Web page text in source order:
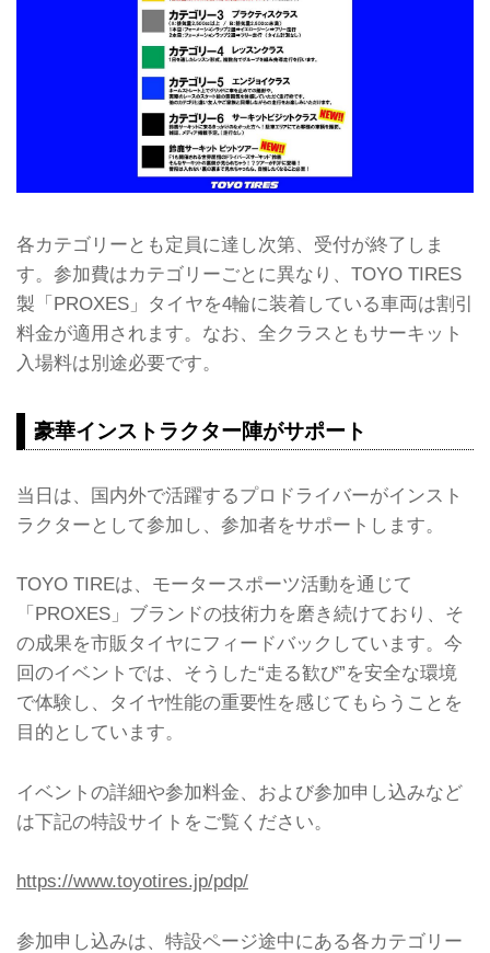
各カテゴリーとも定員に達し次第、受付が終了しま
す。参加費はカテゴリーごとに異なり、TOYO TIRES
製「PROXES」タイヤを4輪に装着している車両は割引
料金が適用されます。なお、全クラスともサーキット
入場料は別途必要です。
豪華インストラクター陣がサポート
当日は、国内外で活躍するプロドライバーがインスト
ラクターとして参加し、参加者をサポートします。
TOYO TIREは、モータースポーツ活動を通じて
「PROXES」ブランドの技術力を磨き続けており、そ
の成果を市販タイヤにフィードバックしています。今
回のイベントでは、そうした“走る歓び”を安全な環境
で体験し、タイヤ性能の重要性を感じてもらうことを
目的としています。
イベントの詳細や参加料金、および参加申し込みなど
は下記の特設サイトをご覧ください。
https://www.toyotires.jp/pdp/
参加申し込みは、特設ページ途中にある各カテゴリー